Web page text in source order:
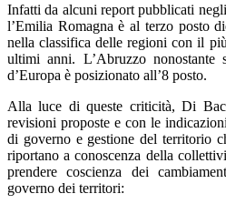
Infatti da alcuni report pubblicati
l’Emilia Romagna è al terzo posto
nella classifica delle regioni con il
ultimi anni. L’Abruzzo nonostante
d’Europa è posizionato all’8 posto.
Alla luce di queste criticità, Di
revisioni proposte e con le
di governo e gestione del territorio
riportano a conoscenza della
prendere coscienza dei
governo dei territori: